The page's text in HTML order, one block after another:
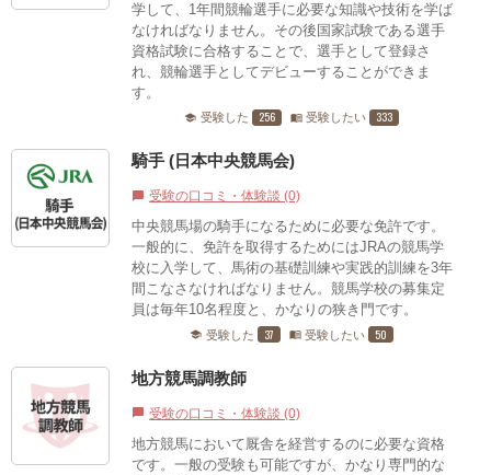
学して、1年間競輪選手に必要な知識や技術を学ば
なければなりません。その後国家試験である選手
資格試験に合格することで、選手として登録さ
れ、競輪選手としてデビューすることができま
す。
school 受験した 256 menu_book 受験したい 333
騎手 (日本中央競馬会)
chat_bubble 受験の口コミ・体験談 (0)
中央競馬場の騎手になるために必要な免許です。
一般的に、免許を取得するためにはJRAの競馬学
校に入学して、馬術の基礎訓練や実践的訓練を3年
間こなさなければなりません。競馬学校の募集定
員は毎年10名程度と、かなりの狭き門です。
school 受験した 37 menu_book 受験したい 50
地方競馬調教師
chat_bubble 受験の口コミ・体験談 (0)
地方競馬において厩舎を経営するのに必要な資格
です。一般の受験も可能ですが、かなり専門的な